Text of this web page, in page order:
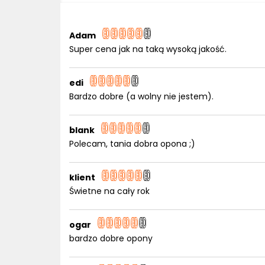
Adam
Super cena jak na taką wysoką jakość.
edi
Bardzo dobre (a wolny nie jestem).
blank
Polecam, tania dobra opona ;)
klient
Świetne na cały rok
ogar
bardzo dobre opony